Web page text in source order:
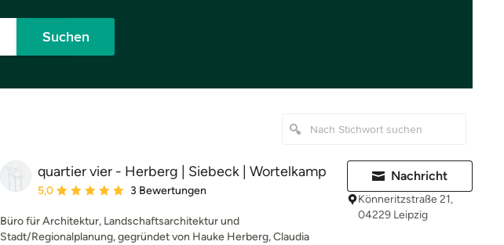
Suchen
quartier vier - Herberg | Siebeck | Wortelkamp
Durchschnittliche Bewertung: 5 von 5 Sternen
5,0 3 Bewertungen
Büro für Architektur, Landschaftsarchitektur und
Stadt/Regionalplanung, gegründet von Hauke Herberg, Claudia
Nachricht
Könneritzstraße 21,
04229 Leipzig